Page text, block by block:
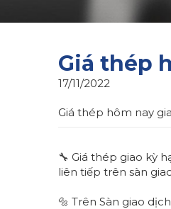
Giá thép
17/11/2022
Giá thép hôm nay
🔧 Giá thép giao kỳ
liên tiếp trên sàn
🔩 Trên Sàn giao